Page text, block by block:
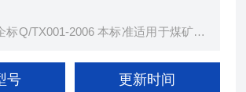
标Q/TX001-2006 本标准适用于煤矿用
号 更新时间